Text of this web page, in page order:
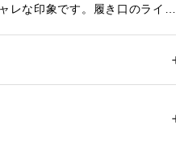
レな印象です。履き口のライン